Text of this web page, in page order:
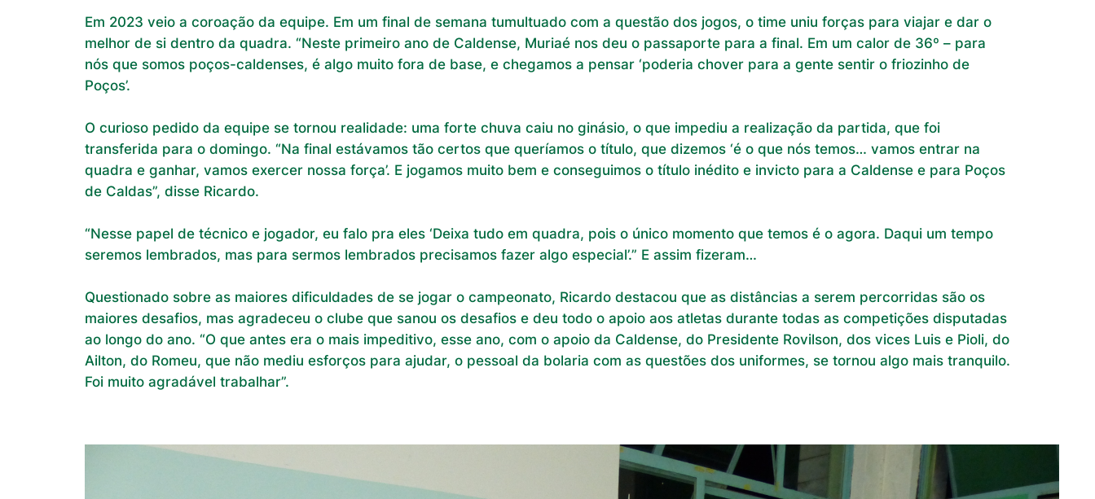
Em 2023 veio a coroação da equipe. Em um final de semana tumultuado com a questão dos jogos, o time uniu forças para viajar e dar o
melhor de si dentro da quadra. “Neste primeiro ano de Caldense, Muriaé nos deu o passaporte para a final. Em um calor de 36º – para
nós que somos poços-caldenses, é algo muito fora de base, e chegamos a pensar ‘poderia chover para a gente sentir o friozinho de
Poços’.
O curioso pedido da equipe se tornou realidade: uma forte chuva caiu no ginásio, o que impediu a realização da partida, que foi
transferida para o domingo. “Na final estávamos tão certos que queríamos o título, que dizemos ‘é o que nós temos… vamos entrar na
quadra e ganhar, vamos exercer nossa força’. E jogamos muito bem e conseguimos o título inédito e invicto para a Caldense e para Poços
de Caldas”, disse Ricardo.
“Nesse papel de técnico e jogador, eu falo pra eles ‘Deixa tudo em quadra, pois o único momento que temos é o agora. Daqui um tempo
seremos lembrados, mas para sermos lembrados precisamos fazer algo especial’.” E assim fizeram…
Questionado sobre as maiores dificuldades de se jogar o campeonato, Ricardo destacou que as distâncias a serem percorridas são os
maiores desafios, mas agradeceu o clube que sanou os desafios e deu todo o apoio aos atletas durante todas as competições disputadas
ao longo do ano. “O que antes era o mais impeditivo, esse ano, com o apoio da Caldense, do Presidente Rovilson, dos vices Luis e Pioli, do
Ailton, do Romeu, que não mediu esforços para ajudar, o pessoal da bolaria com as questões dos uniformes, se tornou algo mais tranquilo.
Foi muito agradável trabalhar”.